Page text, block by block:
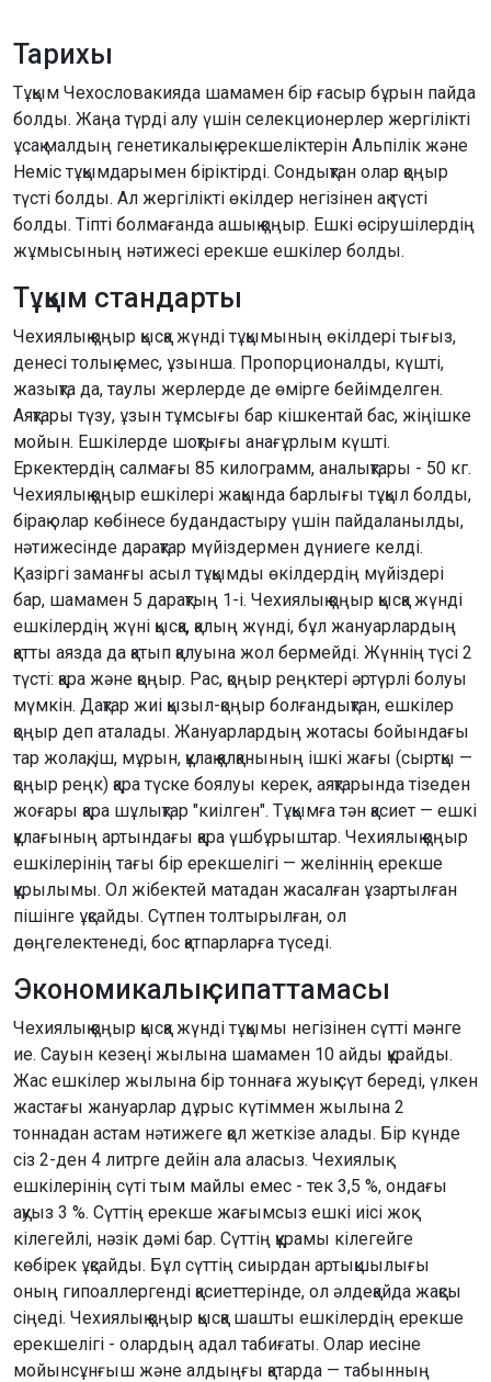
Тарихы
Тұқым Чехословакияда шамамен бір ғасыр бұрын пайда
болды. Жаңа түрді алу үшін селекционерлер жергілікті
ұсақ малдың генетикалық ерекшеліктерін Альпілік және
Неміс тұқымдарымен біріктірді. Сондықтан олар қоңыр
түсті болды. Ал жергілікті өкілдер негізінен ақ түсті
болды. Тіпті болмағанда ашық қоңыр. Ешкі өсірушілердің
жұмысының нәтижесі ерекше ешкілер болды.
Тұқым стандарты
Чехиялық қоңыр қысқа жүнді тұқымының өкілдері тығыз,
денесі толық емес, ұзынша. Пропорционалды, күшті,
жазықта да, таулы жерлерде де өмірге бейімделген.
Аяқтары түзу, ұзын тұмсығы бар кішкентай бас, жіңішке
мойын. Ешкілерде шоқтығы анағұрлым күшті.
Еркектердің салмағы 85 килограмм, аналықтары - 50 кг.
Чехиялық қоңыр ешкілері жақында барлығы тұқыл болды,
бірақ олар көбінесе будандастыру үшін пайдаланылды,
нәтижесінде дарақтар мүйіздермен дүниеге келді.
Қазіргі заманғы асыл тұқымды өкілдердің мүйіздері
бар, шамамен 5 дарақтың 1-і. Чехиялық қоңыр қысқа жүнді
ешкілердің жүні қысқа, қалың жүнді, бұл жануарлардың
қатты аязда да қатып қалуына жол бермейді. Жүннің түсі 2
түсті: қара және қоңыр. Рас, қоңыр реңктері әртүрлі болуы
мүмкін. Дақтар жиі қызыл-қоңыр болғандықтан, ешкілер
қоңыр деп аталады. Жануарлардың жотасы бойындағы
тар жолақ, іш, мұрын, құлақ қалқанының ішкі жағы (сыртқы —
қоңыр реңк) қара түске боялуы керек, аяқтарында тізеден
жоғары қара шұлықтар "киілген". Тұқымға тән қасиет — ешкі
құлағының артындағы қара үшбұрыштар. Чехиялық қоңыр
ешкілерінің тағы бір ерекшелігі — желіннің ерекше
құрылымы. Ол жібектей матадан жасалған ұзартылған
пішінге ұқсайды. Сүтпен толтырылған, ол
дөңгелектенеді, бос қатпарларға түседі.
Экономикалық сипаттамасы
Чехиялық қоңыр қысқа жүнді тұқымы негізінен сүтті мәнге
ие. Сауын кезеңі жылына шамамен 10 айды құрайды.
Жас ешкілер жылына бір тоннаға жуық сүт береді, үлкен
жастағы жануарлар дұрыс күтіммен жылына 2
тоннадан астам нәтижеге қол жеткізе алады. Бір күнде
сіз 2-ден 4 литрге дейін ала аласыз. Чехиялық
ешкілерінің сүті тым майлы емес - тек 3,5 %, ондағы
ақуыз 3 %. Сүттің ерекше жағымсыз ешкі иісі жоқ
кілегейлі, нәзік дәмі бар. Сүттің құрамы кілегейге
көбірек ұқсайды. Бұл сүттің сиырдан артықшылығы
оның гипоаллергенді қасиеттерінде, ол әлдеқайда жақсы
сіңеді. Чехиялық қоңыр қысқа шашты ешкілердің ерекше
ерекшелігі - олардың адал табиғаты. Олар иесіне
мойынсұнғыш және алдыңғы қатарда — табынның